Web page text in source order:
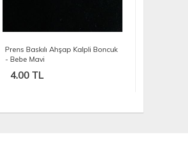
Prens Baskılı Ahşap Kalpli Boncuk
- Bebe Mavi
4.00 TL